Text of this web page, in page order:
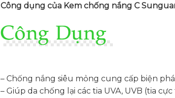
Công dụng của Kem chống nắng C
– Chống nắng siêu mỏng cung cấp biện
– Giúp da chống lại các tia UVA, UVB (tia